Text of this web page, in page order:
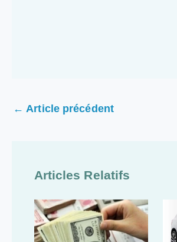
← Article précédent
Articles Relatifs